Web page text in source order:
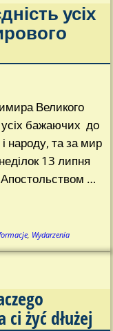
усіх
Великого
бажаючих до
народу, та за мир
13 липня
…
, Wydarzenia
żyć dłużej